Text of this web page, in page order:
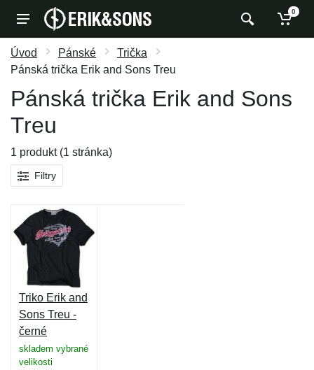
0
Úvod Pánské
Trička
Pánská trička Erik and Sons Treu
Pánská trička Erik and Sons
Treu
1 produkt (1 stránka)
Filtry
Triko Erik and
Sons Treu -
černé
skladem vybrané
velikosti